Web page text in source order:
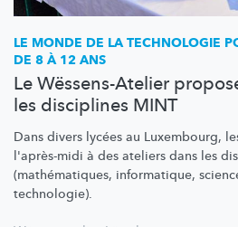
LE MONDE DE LA TECHNOLOGIE
DE 8 À 12 ANS
Le Wëssens-Atelier
les disciplines MINT
Dans divers lycées au Luxembourg,
l'après-midi à des ateliers dans les
(mathématiques, informatique,
technologie).